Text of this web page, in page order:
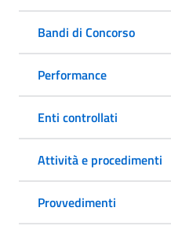
Bandi di Concorso
Performance
Enti controllati
Attività e procedimenti
Provvedimenti